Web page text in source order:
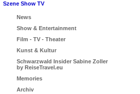
Szene Show TV
News
Show & Entertainment
Film - TV - Theater
Kunst & Kultur
Schwarzwald Insider Sabine Zoller
by ReiseTravel.eu
Memories
Archiv